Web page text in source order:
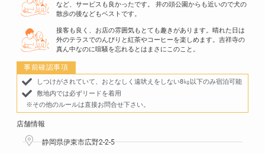
など、サービスも良かったです。 井の頭公園からも近いので犬の
散歩の後などもベストです。
接客も良く、お店の雰囲気もとても趣きがあります。晴れた日は
外のテラスでのんびりと紅茶やコーヒーを楽しめます。吉祥寺の
真ん中なのに喧騒を忘れるとはまさにこのこと。
事前確認事項
しつけがされていて、おとなしく遠吠えをしない8㎏以下のみ宿泊可能
敷地内では必ずリードを着用
※その他のルールは直接お問合せ下さい。
店舗情報
静岡県伊東市広野2-2-5